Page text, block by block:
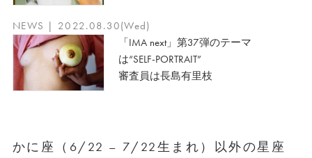
NEWS | 2022.08.30(Wed)
「IMA next」第37弾のテーマ
は“SELF-PORTRAIT”
審査員は長島有里枝
かに座（6/22 – 7/22生まれ）以外の星座